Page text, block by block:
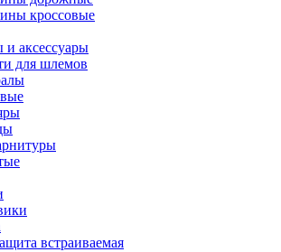
кроссовые
и аксессуары
для шлемов
встраиваемая